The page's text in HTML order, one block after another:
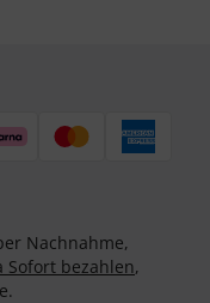
Nachnahme,
Sofort bezahlen,